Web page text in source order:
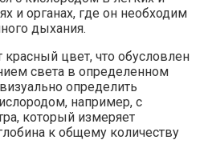
и органах, где он необходим
дыхания.
цвет, что обусловлен
света в определенном
определить
например, с
который измеряет
к общему количеству